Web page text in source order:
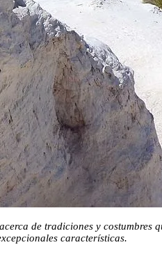
de tradiciones y costumbres
características.